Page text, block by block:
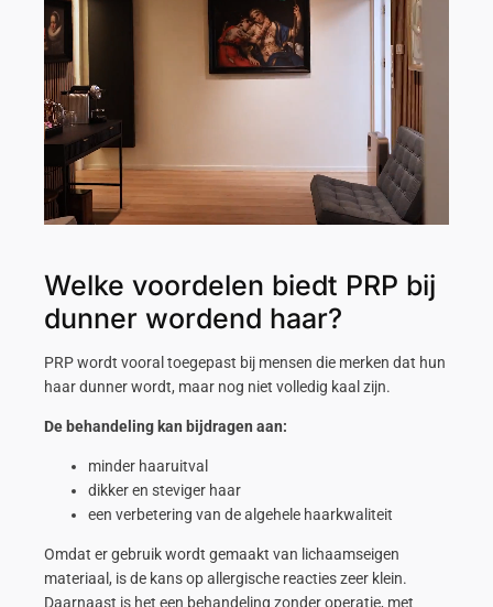
Welke voordelen biedt PRP bij
dunner wordend haar?
PRP wordt vooral toegepast bij mensen die merken dat hun
haar dunner wordt, maar nog niet volledig kaal zijn.
De behandeling kan bijdragen aan:
minder haaruitval
dikker en steviger haar
een verbetering van de algehele haarkwaliteit
Omdat er gebruik wordt gemaakt van lichaamseigen
materiaal, is de kans op allergische reacties zeer klein.
Daarnaast is het een behandeling zonder operatie, met